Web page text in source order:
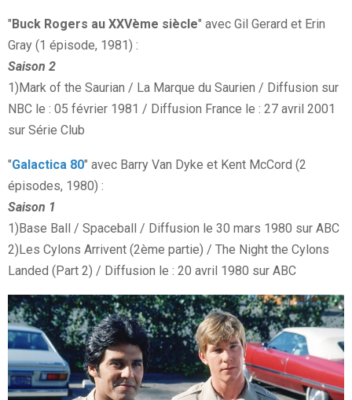
" Buck Rogers au XXVème siècle" avec Gil Gerard et Erin
Gray (1 épisode, 1981) :
Saison 2
1)Mark of the Saurian / La Marque du Saurien / Diffusion sur
NBC le : 05 février 1981 / Diffusion France le : 27 avril 2001
sur Série Club
"Galactica 80" avec Barry Van Dyke et Kent McCord (2
épisodes, 1980) :
Saison 1
1)Base Ball / Spaceball / Diffusion le 30 mars 1980 sur ABC
2)Les Cylons Arrivent (2ème partie) / The Night the Cylons
Landed (Part 2) / Diffusion le : 20 avril 1980 sur ABC